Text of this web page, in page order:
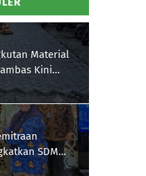
Material
Kini
SDM